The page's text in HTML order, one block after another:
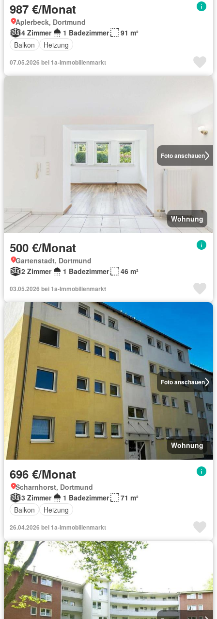
987 €/Monat
Aplerbeck, Dortmund
4 Zimmer
1 Badezimmer
91 m²
Balkon
Heizung
07.05.2026 bei 1a-Immobilienmarkt
Foto anschauen
Wohnung
500 €/Monat
Gartenstadt, Dortmund
2 Zimmer
1 Badezimmer 46 m²
03.05.2026 bei 1a-Immobilienmarkt
Foto anschauen
Wohnung
696 €/Monat
Scharnhorst, Dortmund
3 Zimmer
1 Badezimmer
71 m²
Balkon
Heizung
26.04.2026 bei 1a-Immobilienmarkt